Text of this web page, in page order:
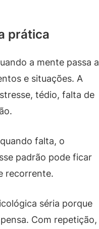
prática
a mente passa a
e situações. A
tédio, falta de
falta, o
padrão pode ficar
recorrente.
séria porque
Com repetição,